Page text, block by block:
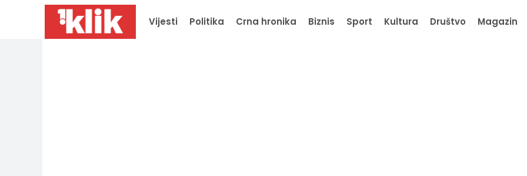
Vijesti Politika Crna hronika Biznis Sport Kultura Društvo Magazin